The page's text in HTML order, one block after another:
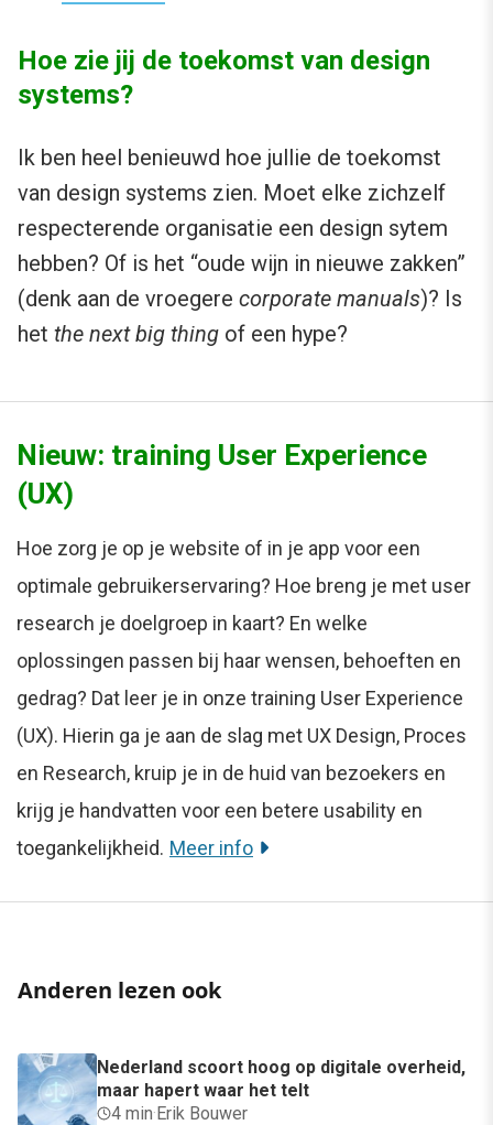
Hoe zie jij de toekomst van design
systems?
Ik ben heel benieuwd hoe jullie de toekomst
van design systems zien. Moet elke zichzelf
respecterende organisatie een design sytem
hebben? Of is het “oude wijn in nieuwe zakken”
(denk aan de vroegere corporate manuals)? Is
het the next big thing of een hype?
Nieuw: training User Experience
(UX)
Hoe zorg je op je website of in je app voor een
optimale gebruikerservaring? Hoe breng je met user
research je doelgroep in kaart? En welke
oplossingen passen bij haar wensen, behoeften en
gedrag? Dat leer je in onze training User Experience
(UX). Hierin ga je aan de slag met UX Design, Proces
en Research, kruip je in de huid van bezoekers en
krijg je handvatten voor een betere usability en
toegankelijkheid. Meer info
Anderen lezen ook
Nederland scoort hoog op digitale overheid,
maar hapert waar het telt
4 min·Erik Bouwer